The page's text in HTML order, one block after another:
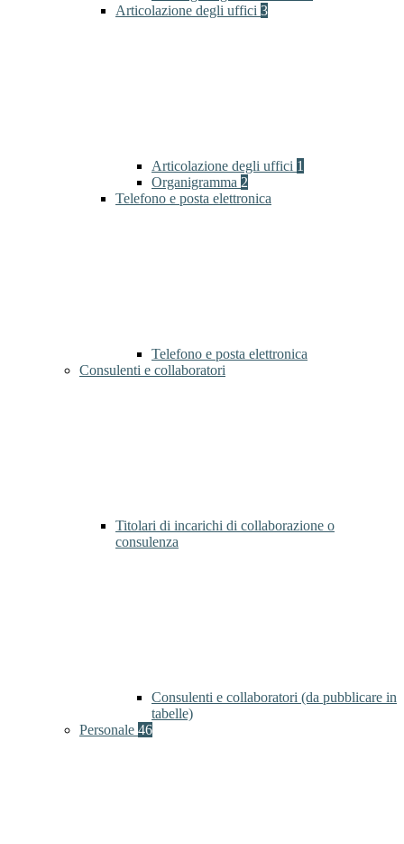
Articolazione degli uffici 3
Articolazione degli uffici 1
Organigramma 2
Telefono e posta elettronica
Telefono e posta elettronica
Consulenti e collaboratori
Titolari di incarichi di collaborazione o
consulenza
Consulenti e collaboratori (da pubblicare in
tabelle)
Personale 46